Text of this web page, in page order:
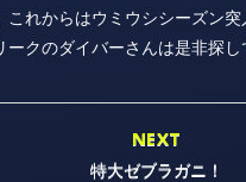
これからはウミウシシーズン
ークのダイバーさんは是非探し
NEXT
特大ゼブラガニ！